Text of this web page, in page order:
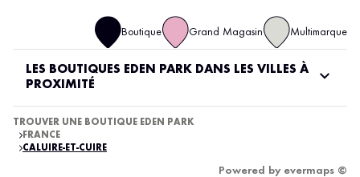
Boutique Grand Magasin Multimarque
LES BOUTIQUES EDEN PARK DANS LES VILLES À
PROXIMITÉ
TROUVER UNE BOUTIQUE EDEN PARK
FRANCE
CALUIRE-ET-CUIRE
Powered by evermaps ©